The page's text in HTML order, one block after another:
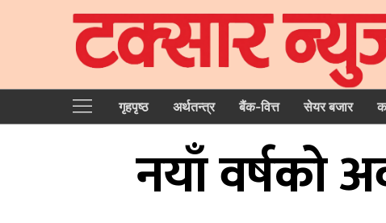
गृहपृष्‍ठ अर्थतन्त्र बैंक-वित्त सेयर बजार
नयाँ वर्षको